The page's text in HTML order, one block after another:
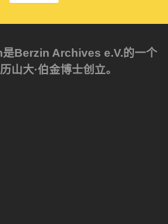
Berzin Archives e.V.的一个
山大·伯金博士创立。